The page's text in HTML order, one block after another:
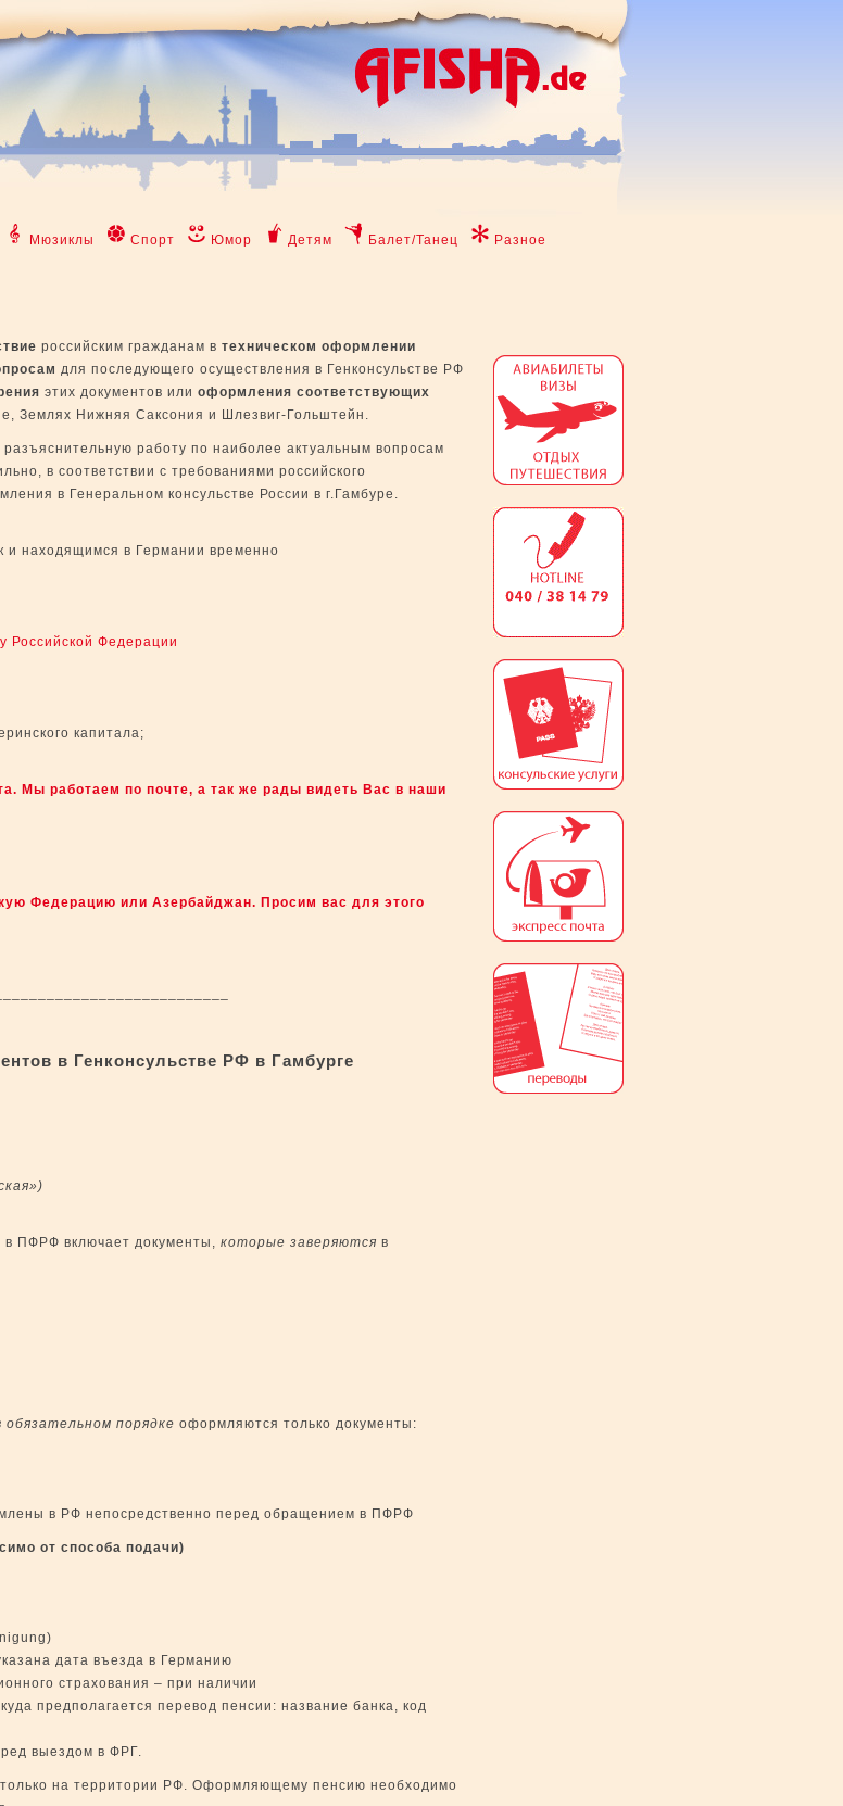
Мюзиклы Спорт Юмор Детям Балет/Танец Разное
российским гражданам в техническом оформлении
для последующего осуществления в Генконсульстве РФ
этих документов или оформления соответствующих
Землях Нижняя Саксония и Шлезвиг-Гольштейн.
работу по наиболее актуальным вопросам
в соответствии с требованиями российского
в Генеральном консульстве России в г.Гамбуре.
и находящимся в Германии временно
Российской Федерации
капитала;
Мы работаем по почте, а так же рады видеть Вас в наши
Федерацию или Азербайджан. Просим вас для этого
в Генконсульстве РФ в Гамбурге
в ПФРФ включает документы, которые заверяются в
обязательном порядке оформляются только документы:
в РФ непосредственно перед обращением в ПФРФ
от способа подачи)
дата въезда в Германию
страхования – при наличии
предполагается перевод пенсии: название банка, код
выездом в ФРГ.
на территории РФ. Оформляющему пенсию необходимо